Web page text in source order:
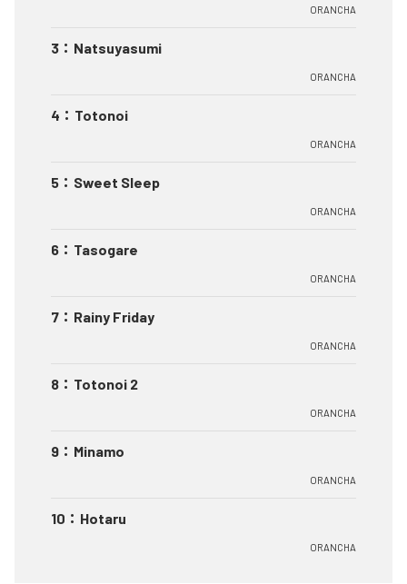
ORANCHA
3 ： Natsuyasumi
ORANCHA
4 ： Totonoi
ORANCHA
5 ： Sweet Sleep
ORANCHA
6 ： Tasogare
ORANCHA
7 ： Rainy Friday
ORANCHA
8 ： Totonoi 2
ORANCHA
9 ： Minamo
ORANCHA
10 ： Hotaru
ORANCHA